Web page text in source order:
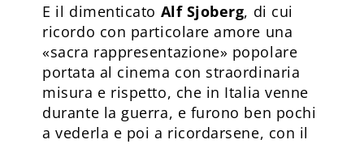
E il dimenticato Alf Sjoberg, di cui
ricordo con particolare amore una
«sacra rappresentazione» popolare
portata al cinema con straordinaria
misura e rispetto, che in Italia venne
durante la guerra, e furono ben pochi
a vederla e poi a ricordarsene, con il